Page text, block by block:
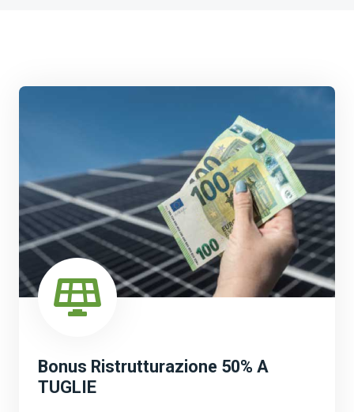
Bonus Ristrutturazione 50% A
TUGLIE